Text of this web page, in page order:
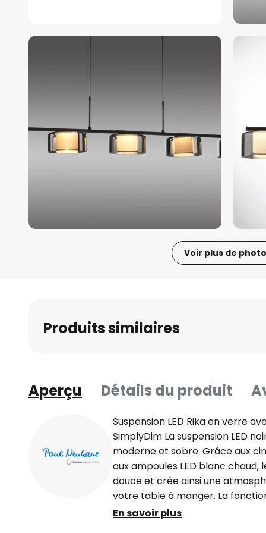
Voir plus de
Produits similaires
Aperçu Détails du produit
Suspension LED Rika en verre
SimplyDim La suspension LED
moderne et sobre. Grâce aux
aux ampoules LED blanc
douce et crée ainsi une
votre table à manger. La
régler facilement la hauteur.
En savoir plus